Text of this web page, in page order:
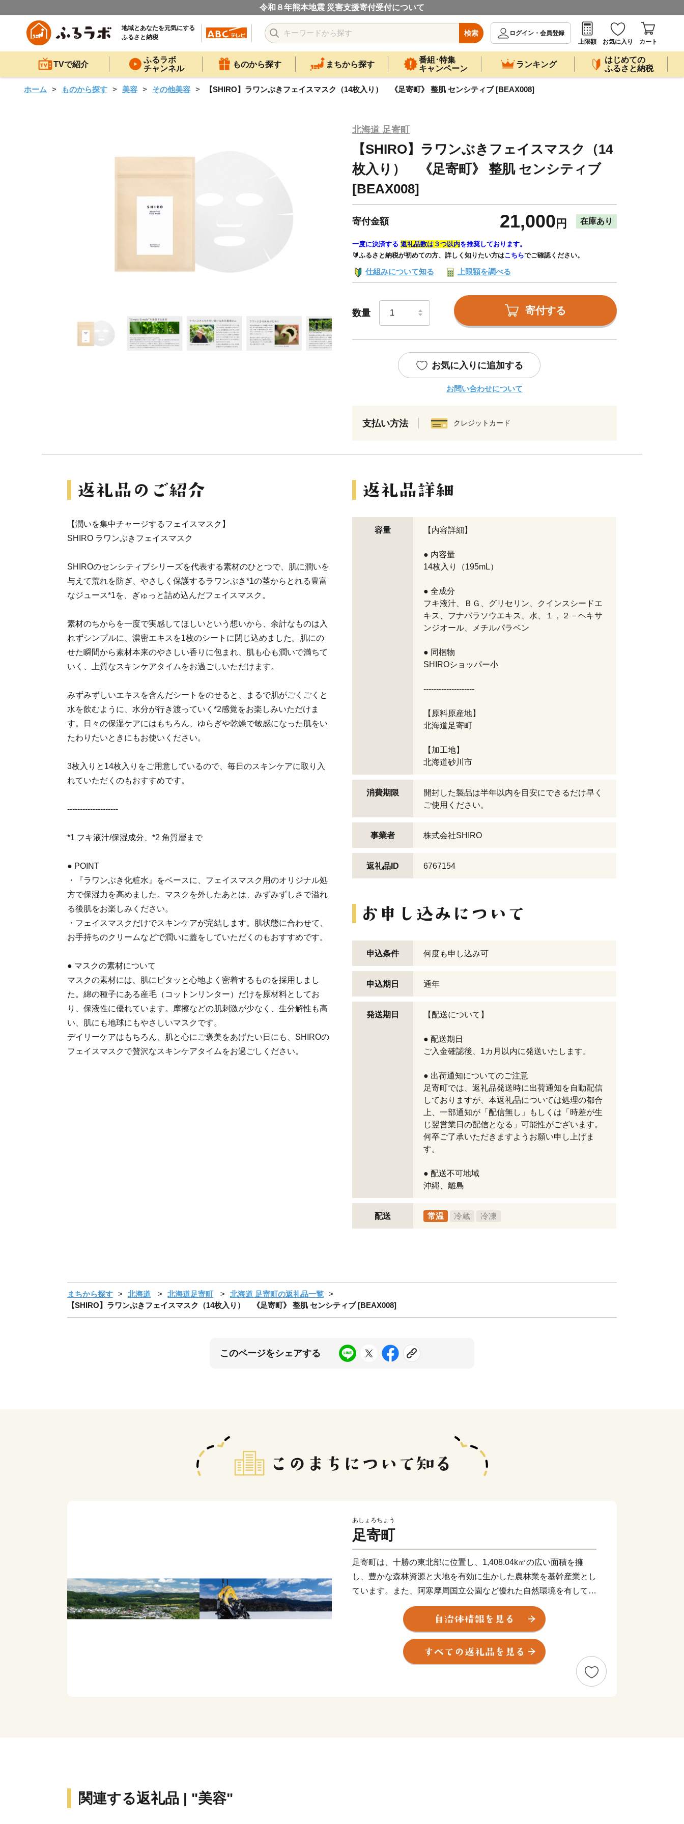
令和８年熊本地震 災害支援寄付受付について
地域とあなたを元気にする
ふるさと納税
検索
ログイン・会員登録
上限額
お気に入り カート
TVで紹介
ふるラボ
チャンネル
ものから探す まちから探す
番組･特集
キャンペーン
ランキング
はじめての
ふるさと納税
ホーム ものから探す 美容 その他美容 【SHIRO】ラワンぶきフェイスマスク（14枚入り） 《足寄町》 整肌 センシティブ [BEAX008]
北海道 足寄町
【SHIRO】ラワンぶきフェイスマスク（14
枚入り） 《足寄町》 整肌 センシティブ
[BEAX008]
寄付金額 21,000 円 在庫あり
一度に決済する 返礼品数は３つ以内を推奨しております。
🔰ふるさと納税が初めての方、詳しく知りたい方はこちらでご確認ください。
仕組みについて知る 上限額を調べる
数量 寄付する
お気に入りに追加する
お問い合わせについて
支払い方法 クレジットカード
【潤いを集中チャージするフェイスマスク】
SHIRO ラワンぶきフェイスマスク
SHIROのセンシティブシリーズを代表する素材のひとつで、肌に潤いを
与えて荒れを防ぎ、やさしく保護するラワンぶき*1の茎からとれる豊富
なジュース*1を、ぎゅっと詰め込んだフェイスマスク。
素材のちからを一度で実感してほしいという想いから、余計なものは入
れずシンプルに、濃密エキスを1枚のシートに閉じ込めました。肌にの
せた瞬間から素材本来のやさしい香りに包まれ、肌も心も潤いで満ちて
いく、上質なスキンケアタイムをお過ごしいただけます。
みずみずしいエキスを含んだシートをのせると、まるで肌がごくごくと
水を飲むように、水分が行き渡っていく*2感覚をお楽しみいただけま
す。日々の保湿ケアにはもちろん、ゆらぎや乾燥で敏感になった肌をい
たわりたいときにもお使いください。
3枚入りと14枚入りをご用意しているので、毎日のスキンケアに取り入
れていただくのもおすすめです。
--------------------
*1 フキ液汁/保湿成分、*2 角質層まで
● POINT
・『ラワンぶき化粧水』をベースに、フェイスマスク用のオリジナル処
方で保湿力を高めました。マスクを外したあとは、みずみずしさで溢れ
る後肌をお楽しみください。
・フェイスマスクだけでスキンケアが完結します。肌状態に合わせて、
お手持ちのクリームなどで潤いに蓋をしていただくのもおすすめです。
● マスクの素材について
マスクの素材には、肌にピタッと心地よく密着するものを採用しまし
た。綿の種子にある産毛（コットンリンター）だけを原材料としてお
り、保液性に優れています。摩擦などの肌刺激が少なく、生分解性も高
い、肌にも地球にもやさしいマスクです。
デイリーケアはもちろん、肌と心にご褒美をあげたい日にも、SHIROの
フェイスマスクで贅沢なスキンケアタイムをお過ごしください。
容量 【内容詳細】
● 内容量
14枚入り（195mL）
● 全成分
フキ液汁、ＢＧ、グリセリン、クインスシードエ
キス、フナバラソウエキス、水、１，２－ヘキサ
ンジオール、メチルパラベン
● 同梱物
SHIROショッパー小
--------------------
【原料原産地】
北海道足寄町
【加工地】
北海道砂川市
消費期限
開封した製品は半年以内を目安にできるだけ早く
ご使用ください。
事業者 株式会社SHIRO
返礼品ID 6767154
申込条件 何度も申し込み可
申込期日 通年
発送期日 【配送について】
● 配送期日
ご入金確認後、1カ月以内に発送いたします。
● 出荷通知についてのご注意
足寄町では、返礼品発送時に出荷通知を自動配信
しておりますが、本返礼品については処理の都合
上、一部通知が「配信無し」もしくは「時差が生
じ翌営業日の配信となる」可能性がございます。
何卒ご了承いただきますようお願い申し上げま
す。
● 配送不可地域
沖縄、離島
配送 常温 冷蔵 冷凍
まちから探す 北海道 北海道足寄町
北海道 足寄町の返礼品一覧
【SHIRO】ラワンぶきフェイスマスク（14枚入り） 《足寄町》 整肌 センシティブ [BEAX008]
このページをシェアする
あしょろちょう
足寄町
足寄町は、十勝の東北部に位置し、1,408.04k㎡の広い面積を擁
し、豊かな森林資源と大地を有効に生かした農林業を基幹産業とし
ています。また、阿寒摩周国立公園など優れた自然環境を有してお
り、特に「オンネトー」は四季折々の色を彩りよく湖面に映し出
し、訪れた人を魅了しています。
特産品は、高さが２～３mにも成長する北海道遺産の「螺湾（ら
わん）ブキ」、豆類やチーズ等の乳製品、森林資源を有効活用した
木質ペレット等、広大で豊かな大地を生かしたものとなっておりま
関連する返礼品 | "美容"